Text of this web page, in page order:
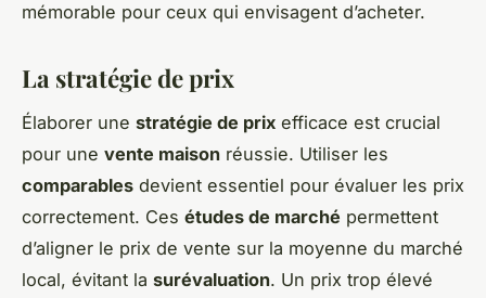
mémorable pour ceux qui envisagent d’acheter.
La stratégie de prix
Élaborer une stratégie de prix efficace est crucial
pour une vente maison réussie. Utiliser les
comparables devient essentiel pour évaluer les prix
correctement. Ces études de marché permettent
d’aligner le prix de vente sur la moyenne du marché
local, évitant la surévaluation. Un prix trop élevé